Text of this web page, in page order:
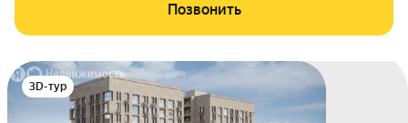
Позвонить
3D-тур